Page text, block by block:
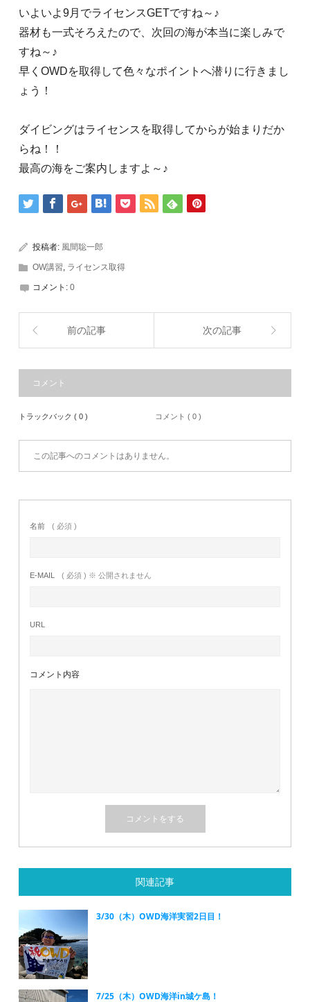
いよいよ9月でライセンスGETですね～♪
器材も一式そろえたので、次回の海が本当に楽しみで
すね～♪
早くOWDを取得して色々なポイントへ潜りに行きまし
ょう！
ダイビングはライセンスを取得してからが始まりだか
らね！！
最高の海をご案内しますよ～♪
投稿者: 風間聡一郎
OW講習, ライセンス取得
コメント:0
前の記事 次の記事
コメント
トラックバック ( 0 ) コメント ( 0 )
この記事へのコメントはありません。
名前 ( 必須 )
E-MAIL ( 必須 ) ※ 公開されません
URL
コメント内容
関連記事
3/30（木）OWD海洋実習2日目！
7/25（木）OWD海洋in城ケ島！